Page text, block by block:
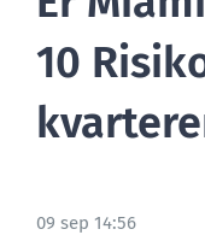
TJEK ESTA STATUS
TURISTVISUM
10
09 sep 14:56